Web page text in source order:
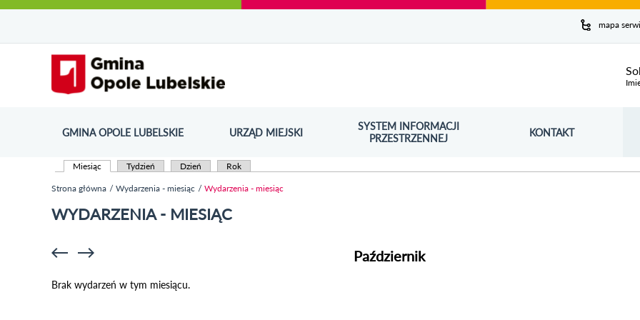
do
strony
do
menu
wyszukiwarki
ścieżki
nawigacyjnej
kategorii
aktualności
do
kalendarza
wydarzeń
do
galerii
do
stopki
mapa
GMINA OPOLE LUBELSKIE URZĄD MIEJSKI
SYSTEM INFORMACJI
PRZESTRZENNEJ
ODNOŚNIK OTWORZY SIĘ W NOWYM OKNIE KONTAKT
Miesiąc (aktywna karta)
Tydzień Dzień Rok
Strona główna Wydarzenia - miesiąc Wydarzenia - miesiąc
WYDARZENIA - MIESIĄC
Październik
Brak wydarzeń w tym miesiącu.